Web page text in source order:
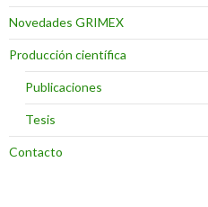
Novedades GRIMEX
Producción científica
Publicaciones
Tesis
Contacto